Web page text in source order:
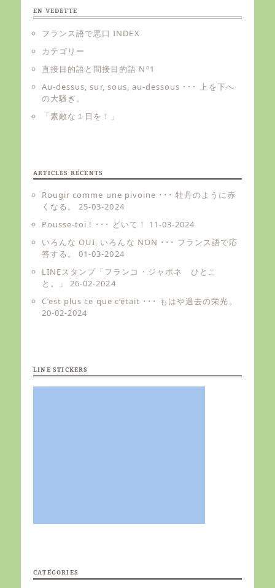
EN VEDETTE
フランス語で悪口 INDEX
カテゴリー
直接目的語と間接目的語 Nº1
Au-dessus, sur, sous, au-dessous ･･･ 上を下へ
の大騒ぎ。
「素敵な１日を！」
ARTICLES RÉCENTS
Rougir comme une pivoine ･･･ 牡丹のように赤
くなる。
25-03-2024
Pousse-toi ! ･･･ どいて！
11-03-2024
いろんな OUI, いろんな NON ･･･ フランス語で応
答する。
01-03-2024
LINEスタンプ「フランコ・ジャポネ ひとこ
と。」
26-02-2024
C’est plus ce que c’était ･･･ もはや過去の栄光。
20-02-2024
LINE STICKERS
CATÉGORIES